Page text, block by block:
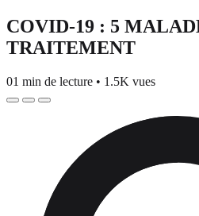
COVID-19 : 5
TRAITEMENT
01 min de lecture • 1.5K vues